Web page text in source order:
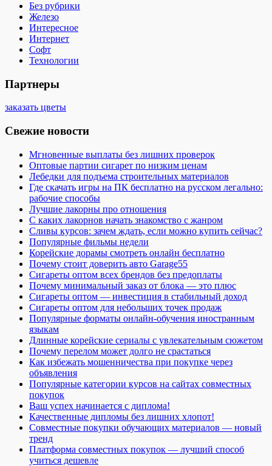
Без рубрики
Железо
Интересное
Интернет
Софт
Технологии
Партнеры
заказать цветы
Свежие новости
Мгновенные выплаты без лишних проверок
Оптовые партии сигарет по низким ценам
Лебедки для подъема строительных материалов
Где скачать игры на ПК бесплатно на русском легально:
рабочие способы
Лучшие лакорны про отношения
С каких лакорнов начать знакомство с жанром
Сливы курсов: зачем ждать, если можно купить сейчас?
Популярные фильмы недели
Корейские дорамы смотреть онлайн бесплатно
Почему стоит доверить авто Garage55
Сигареты оптом всех брендов без предоплаты
Почему минимальный заказ от блока — это плюс
Сигареты оптом — инвестиция в стабильный доход
Сигареты оптом для небольших точек продаж
Популярные форматы онлайн-обучения иностранным
языкам
Длинные корейские сериалы с увлекательным сюжетом
Почему перелом может долго не срастаться
Как избежать мошенничества при покупке через
объявления
Популярные категории курсов на сайтах совместных
покупок
Ваш успех начинается с диплома!
Качественные дипломы без лишних хлопот!
Совместные покупки обучающих материалов — новый
тренд
Платформа совместных покупок — лучший способ
учиться дешевле